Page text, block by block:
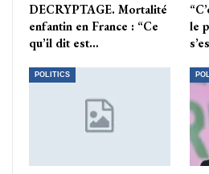
DECRYPTAGE. Mortalité
enfantin en France : “Ce
qu’il dit est…
le
POLITICS